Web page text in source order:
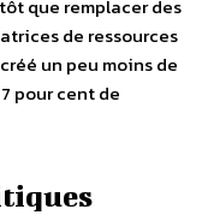
que remplacer des
de ressources
un peu moins de
pour cent de